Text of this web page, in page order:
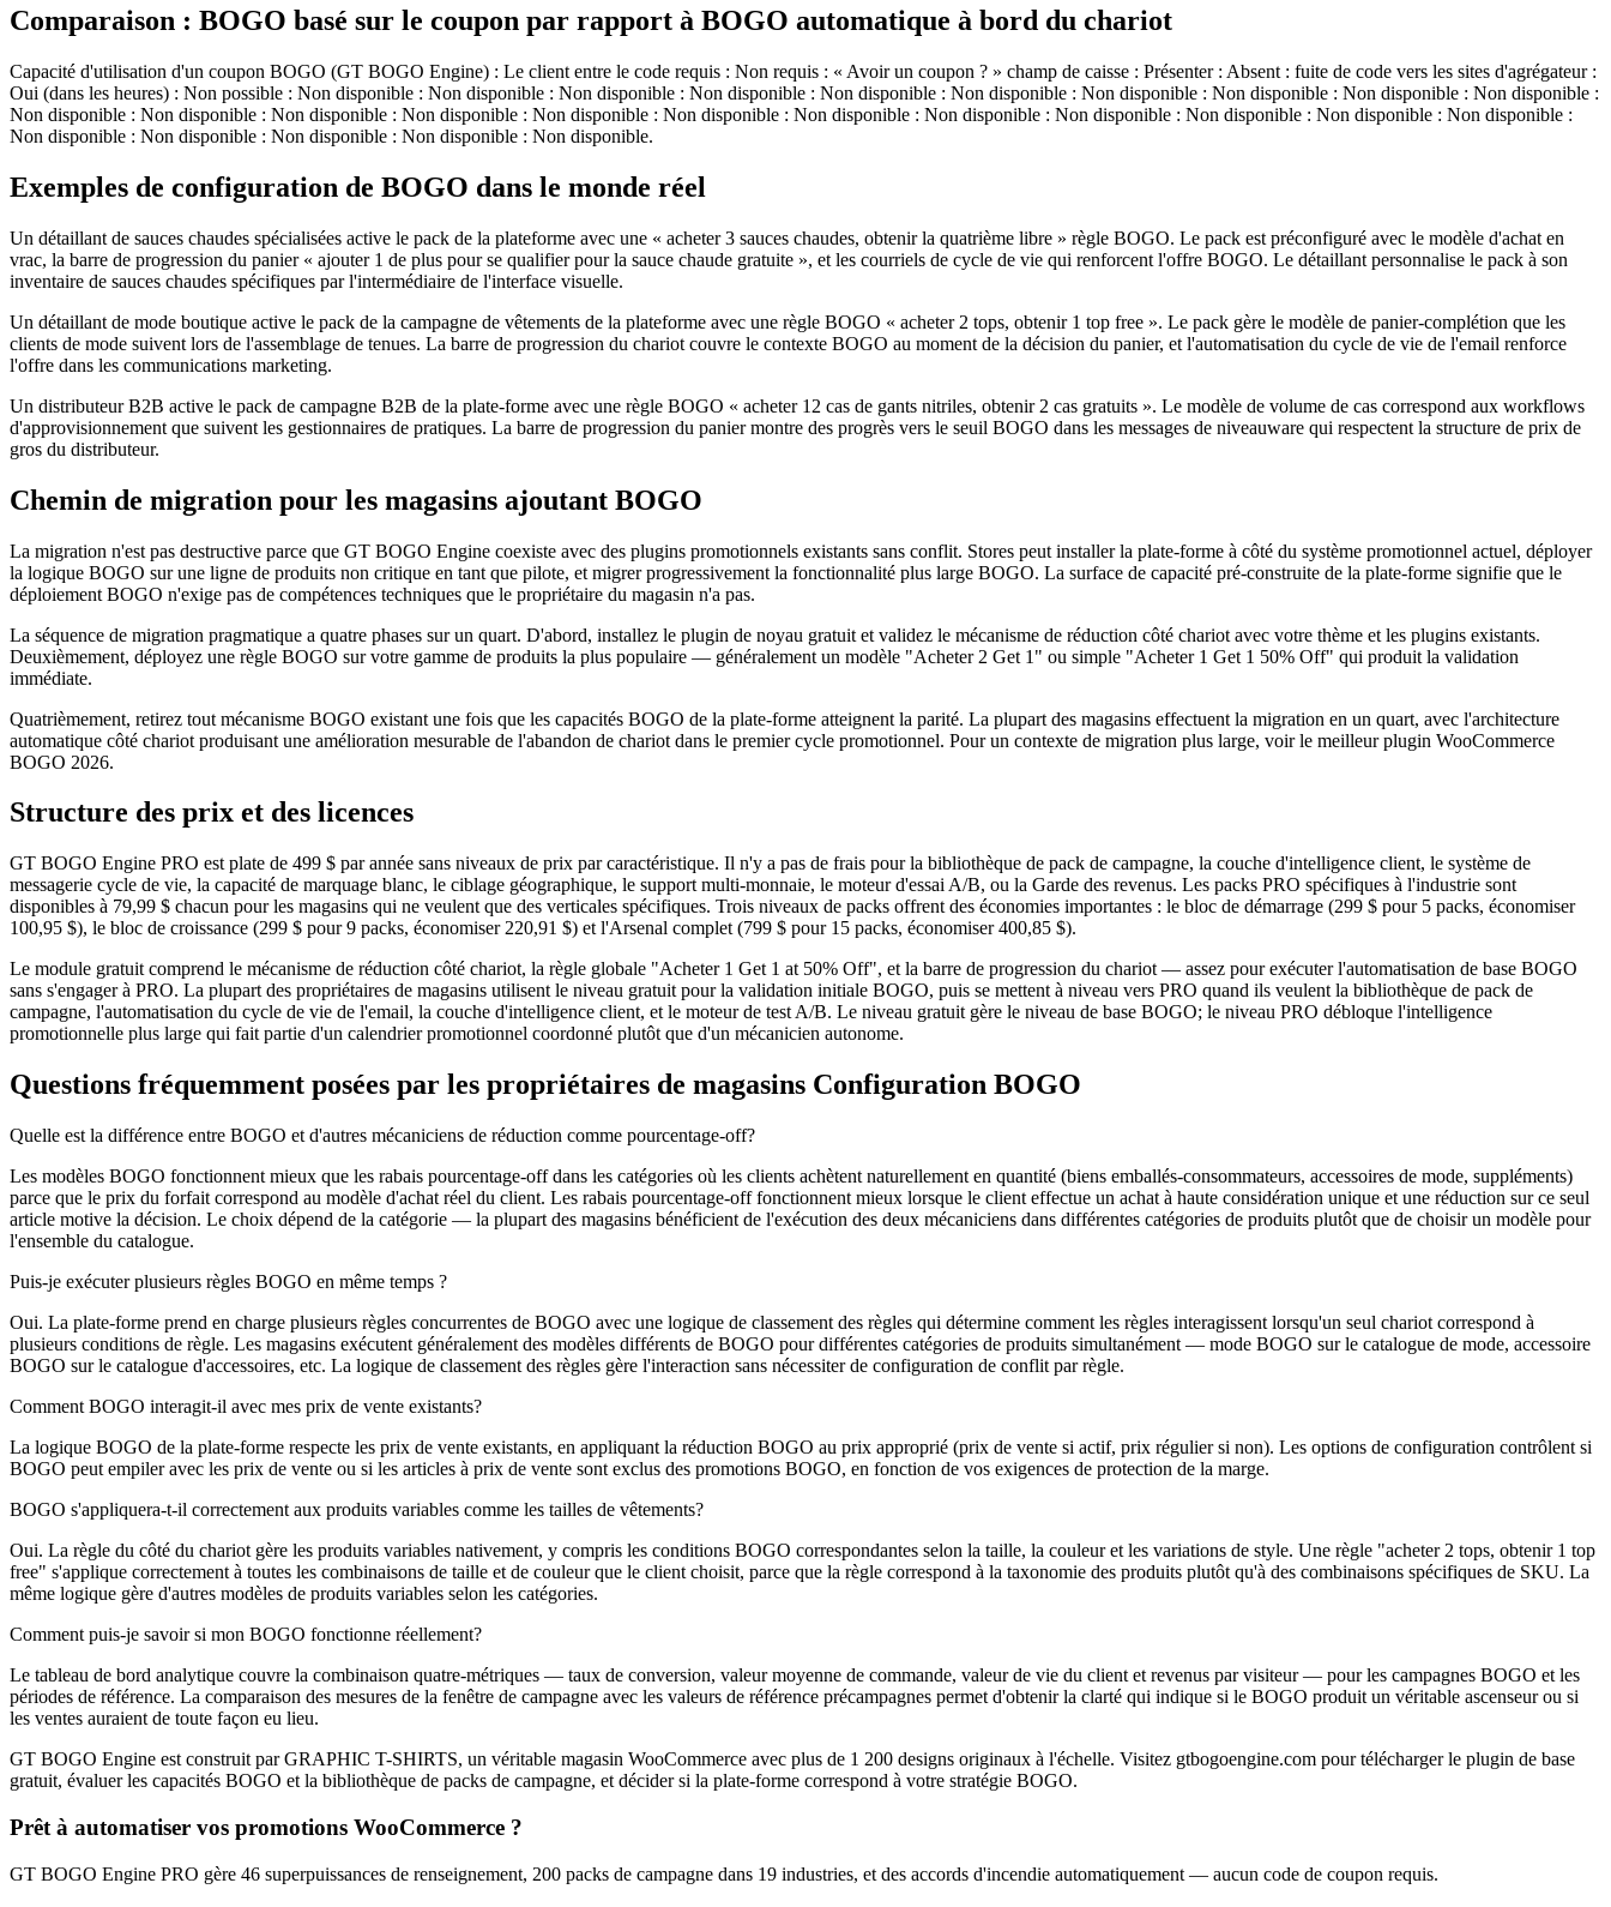
Comparaison : BOGO basé sur le coupon par rapport à BOGO automatique à bord du chariot
Capacité d'utilisation d'un coupon BOGO (GT BOGO Engine) : Le client entre le code requis : Non requis : « Avoir un coupon ? » champ de caisse : Présenter : Absent : fuite de code vers les sites d'agrégateur :
Oui (dans les heures) : Non possible : Non disponible : Non disponible : Non disponible : Non disponible : Non disponible : Non disponible : Non disponible : Non disponible : Non disponible : Non disponible :
Non disponible : Non disponible : Non disponible : Non disponible : Non disponible : Non disponible : Non disponible : Non disponible : Non disponible : Non disponible : Non disponible : Non disponible :
Non disponible : Non disponible : Non disponible : Non disponible : Non disponible.
Exemples de configuration de BOGO dans le monde réel
Un détaillant de sauces chaudes spécialisées active le pack de la plateforme avec une « acheter 3 sauces chaudes, obtenir la quatrième libre » règle BOGO. Le pack est préconfiguré avec le modèle d'achat en
vrac, la barre de progression du panier « ajouter 1 de plus pour se qualifier pour la sauce chaude gratuite », et les courriels de cycle de vie qui renforcent l'offre BOGO. Le détaillant personnalise le pack à son
inventaire de sauces chaudes spécifiques par l'intermédiaire de l'interface visuelle.
Un détaillant de mode boutique active le pack de la campagne de vêtements de la plateforme avec une règle BOGO « acheter 2 tops, obtenir 1 top free ». Le pack gère le modèle de panier-complétion que les
clients de mode suivent lors de l'assemblage de tenues. La barre de progression du chariot couvre le contexte BOGO au moment de la décision du panier, et l'automatisation du cycle de vie de l'email renforce
l'offre dans les communications marketing.
Un distributeur B2B active le pack de campagne B2B de la plate-forme avec une règle BOGO « acheter 12 cas de gants nitriles, obtenir 2 cas gratuits ». Le modèle de volume de cas correspond aux workflows
d'approvisionnement que suivent les gestionnaires de pratiques. La barre de progression du panier montre des progrès vers le seuil BOGO dans les messages de niveauware qui respectent la structure de prix de
gros du distributeur.
Chemin de migration pour les magasins ajoutant BOGO
La migration n'est pas destructive parce que GT BOGO Engine coexiste avec des plugins promotionnels existants sans conflit. Stores peut installer la plate-forme à côté du système promotionnel actuel, déployer
la logique BOGO sur une ligne de produits non critique en tant que pilote, et migrer progressivement la fonctionnalité plus large BOGO. La surface de capacité pré-construite de la plate-forme signifie que le
déploiement BOGO n'exige pas de compétences techniques que le propriétaire du magasin n'a pas.
La séquence de migration pragmatique a quatre phases sur un quart. D'abord, installez le plugin de noyau gratuit et validez le mécanisme de réduction côté chariot avec votre thème et les plugins existants.
Deuxièmement, déployez une règle BOGO sur votre gamme de produits la plus populaire — généralement un modèle "Acheter 2 Get 1" ou simple "Acheter 1 Get 1 50% Off" qui produit la validation
immédiate.
Quatrièmement, retirez tout mécanisme BOGO existant une fois que les capacités BOGO de la plate-forme atteignent la parité. La plupart des magasins effectuent la migration en un quart, avec l'architecture
automatique côté chariot produisant une amélioration mesurable de l'abandon de chariot dans le premier cycle promotionnel. Pour un contexte de migration plus large, voir le meilleur plugin WooCommerce
BOGO 2026.
Structure des prix et des licences
GT BOGO Engine PRO est plate de 499 $ par année sans niveaux de prix par caractéristique. Il n'y a pas de frais pour la bibliothèque de pack de campagne, la couche d'intelligence client, le système de
messagerie cycle de vie, la capacité de marquage blanc, le ciblage géographique, le support multi-monnaie, le moteur d'essai A/B, ou la Garde des revenus. Les packs PRO spécifiques à l'industrie sont
disponibles à 79,99 $ chacun pour les magasins qui ne veulent que des verticales spécifiques. Trois niveaux de packs offrent des économies importantes : le bloc de démarrage (299 $ pour 5 packs, économiser
100,95 $), le bloc de croissance (299 $ pour 9 packs, économiser 220,91 $) et l'Arsenal complet (799 $ pour 15 packs, économiser 400,85 $).
Le module gratuit comprend le mécanisme de réduction côté chariot, la règle globale "Acheter 1 Get 1 at 50% Off", et la barre de progression du chariot — assez pour exécuter l'automatisation de base BOGO
sans s'engager à PRO. La plupart des propriétaires de magasins utilisent le niveau gratuit pour la validation initiale BOGO, puis se mettent à niveau vers PRO quand ils veulent la bibliothèque de pack de
campagne, l'automatisation du cycle de vie de l'email, la couche d'intelligence client, et le moteur de test A/B. Le niveau gratuit gère le niveau de base BOGO; le niveau PRO débloque l'intelligence
promotionnelle plus large qui fait partie d'un calendrier promotionnel coordonné plutôt que d'un mécanicien autonome.
Questions fréquemment posées par les propriétaires de magasins Configuration BOGO
Quelle est la différence entre BOGO et d'autres mécaniciens de réduction comme pourcentage-off?
Les modèles BOGO fonctionnent mieux que les rabais pourcentage-off dans les catégories où les clients achètent naturellement en quantité (biens emballés-consommateurs, accessoires de mode, suppléments)
parce que le prix du forfait correspond au modèle d'achat réel du client. Les rabais pourcentage-off fonctionnent mieux lorsque le client effectue un achat à haute considération unique et une réduction sur ce seul
article motive la décision. Le choix dépend de la catégorie — la plupart des magasins bénéficient de l'exécution des deux mécaniciens dans différentes catégories de produits plutôt que de choisir un modèle pour
l'ensemble du catalogue.
Puis-je exécuter plusieurs règles BOGO en même temps ?
Oui. La plate-forme prend en charge plusieurs règles concurrentes de BOGO avec une logique de classement des règles qui détermine comment les règles interagissent lorsqu'un seul chariot correspond à
plusieurs conditions de règle. Les magasins exécutent généralement des modèles différents de BOGO pour différentes catégories de produits simultanément — mode BOGO sur le catalogue de mode, accessoire
BOGO sur le catalogue d'accessoires, etc. La logique de classement des règles gère l'interaction sans nécessiter de configuration de conflit par règle.
Comment BOGO interagit-il avec mes prix de vente existants?
La logique BOGO de la plate-forme respecte les prix de vente existants, en appliquant la réduction BOGO au prix approprié (prix de vente si actif, prix régulier si non). Les options de configuration contrôlent si
BOGO peut empiler avec les prix de vente ou si les articles à prix de vente sont exclus des promotions BOGO, en fonction de vos exigences de protection de la marge.
BOGO s'appliquera-t-il correctement aux produits variables comme les tailles de vêtements?
Oui. La règle du côté du chariot gère les produits variables nativement, y compris les conditions BOGO correspondantes selon la taille, la couleur et les variations de style. Une règle "acheter 2 tops, obtenir 1 top
free" s'applique correctement à toutes les combinaisons de taille et de couleur que le client choisit, parce que la règle correspond à la taxonomie des produits plutôt qu'à des combinaisons spécifiques de SKU. La
même logique gère d'autres modèles de produits variables selon les catégories.
Comment puis-je savoir si mon BOGO fonctionne réellement?
Le tableau de bord analytique couvre la combinaison quatre-métriques — taux de conversion, valeur moyenne de commande, valeur de vie du client et revenus par visiteur — pour les campagnes BOGO et les
périodes de référence. La comparaison des mesures de la fenêtre de campagne avec les valeurs de référence précampagnes permet d'obtenir la clarté qui indique si le BOGO produit un véritable ascenseur ou si
les ventes auraient de toute façon eu lieu.
GT BOGO Engine est construit par GRAPHIC T-SHIRTS, un véritable magasin WooCommerce avec plus de 1 200 designs originaux à l'échelle. Visitez gtbogoengine.com pour télécharger le plugin de base
gratuit, évaluer les capacités BOGO et la bibliothèque de packs de campagne, et décider si la plate-forme correspond à votre stratégie BOGO.
Prêt à automatiser vos promotions WooCommerce ?
GT BOGO Engine PRO gère 46 superpuissances de renseignement, 200 packs de campagne dans 19 industries, et des accords d'incendie automatiquement — aucun code de coupon requis.